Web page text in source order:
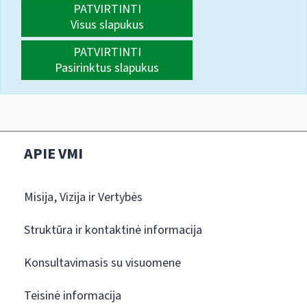
PATVIRTINTI
Visus slapukus
PATVIRTINTI
Pasirinktus slapukus
APIE VMI
Misija, Vizija ir Vertybės
Struktūra ir kontaktinė informacija
Konsultavimasis su visuomene
Teisinė informacija